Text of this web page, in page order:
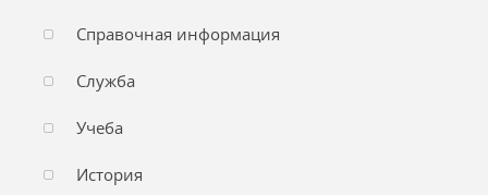
Справочная информация
Служба
Учеба
История